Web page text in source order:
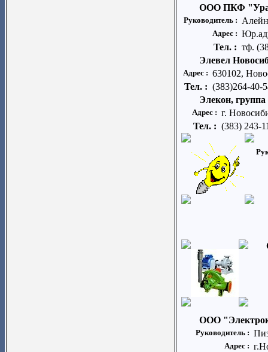
ООО ПКФ
Руководитель :
Адрес :
Тел. : тф.
Элевел
Адрес : 630102,
Тел. : (383)264-40-
Элекон,
Адрес : г.
Тел. : (383) 243-
ООО
Руководитель :
Адрес :